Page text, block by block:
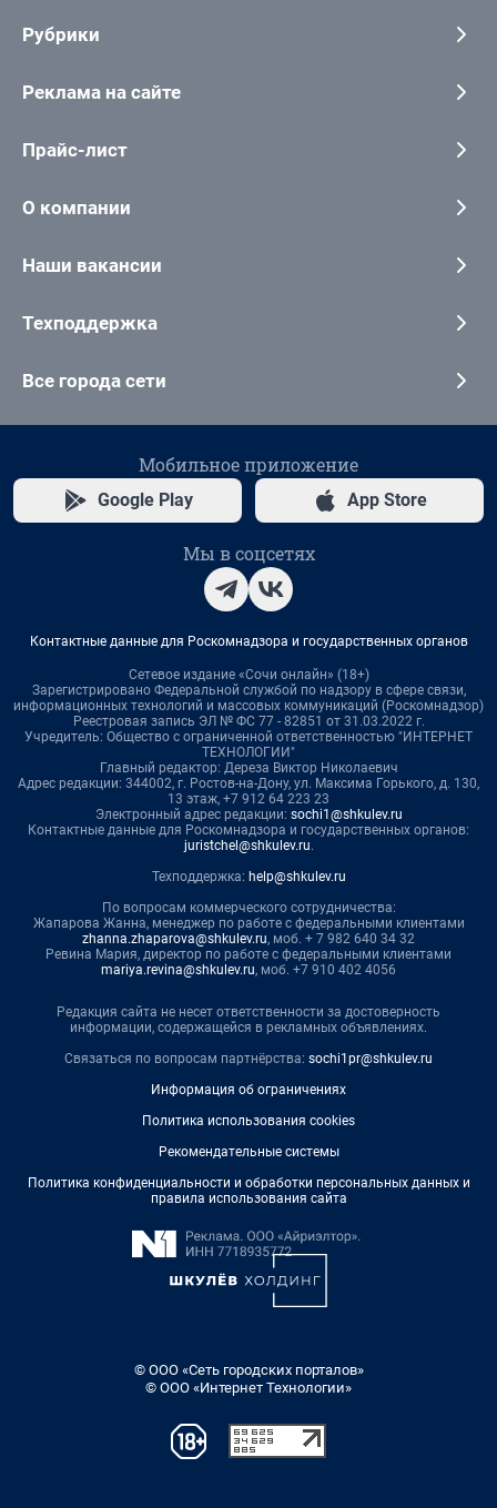
Рубрики
Реклама на сайте
Прайс-лист
О компании
Наши вакансии
Техподдержка
Все города сети
Мобильное приложение
Google Play App Store
Мы в соцсетях
Контактные данные для Роскомнадзора и государственных органов
Сетевое издание «Сочи онлайн» (18+)
Зарегистрировано Федеральной службой по надзору в сфере связи,
информационных технологий и массовых коммуникаций (Роскомнадзор)
Реестровая запись ЭЛ № ФС 77 - 82851 от 31.03.2022 г.
Учредитель: Общество с ограниченной ответственностью "ИНТЕРНЕТ
ТЕХНОЛОГИИ"
Главный редактор: Дереза Виктор Николаевич
Адрес редакции: 344002, г. Ростов-на-Дону, ул. Максима Горького, д. 130,
13 этаж, +7 912 64 223 23
Электронный адрес редакции: sochi1@shkulev.ru
Контактные данные для Роскомнадзора и государственных органов:
juristchel@shkulev.ru.
Техподдержка: help@shkulev.ru
По вопросам коммерческого сотрудничества:
Жапарова Жанна, менеджер по работе с федеральными клиентами
zhanna.zhaparova@shkulev.ru, моб. + 7 982 640 34 32
Ревина Мария, директор по работе с федеральными клиентами
mariya.revina@shkulev.ru, моб. +7 910 402 4056
Редакция сайта не несет ответственности за достоверность
информации, содержащейся в рекламных объявлениях.
Связаться по вопросам партнёрства: sochi1pr@shkulev.ru
Информация об ограничениях
Политика использования cookies
Рекомендательные системы
Политика конфиденциальности и обработки персональных данных и
правила использования сайта
© ООО «Сеть городских порталов»
© ООО «Интернет Технологии»